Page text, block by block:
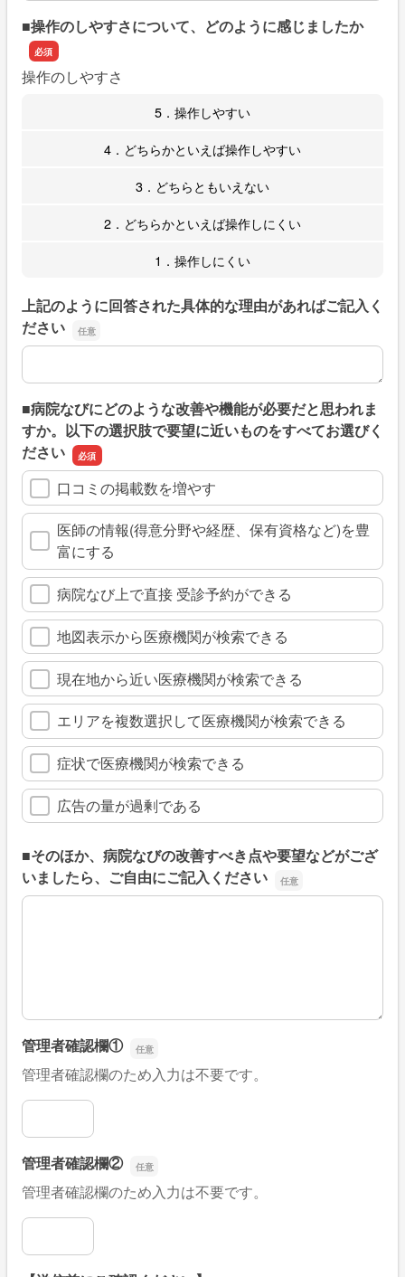
■操作のしやすさについて、どのように感じましたか
操作のしやすさ
5．操作しやすい
4．どちらかといえば操作しやすい
3．どちらともいえない
2．どちらかといえば操作しにくい
1．操作しにくい
上記のように回答された具体的な理由があればご記入く
ださい
上記のように回答された具体的な理由があればご記入くだ
■病院なびにどのような改善や機能が必要だと思われま
すか。以下の選択肢で要望に近いものをすべてお選びく
ださい
口コミの掲載数を増やす
医師の情報(得意分野や経歴、保有資格など)を豊
富にする
病院なび上で直接 受診予約ができる
地図表示から医療機関が検索できる
現在地から近い医療機関が検索できる
エリアを複数選択して医療機関が検索できる
症状で医療機関が検索できる
広告の量が過剰である
■そのほか、病院なびの改善すべき点や要望などがござ
いましたら、ご自由にご記入ください
■そのほか、病院なびの改善すべき点や要望などがござい
管理者確認欄①
管理者確認欄のため入力は不要です。
管理者確認欄①
管理者確認欄②
管理者確認欄のため入力は不要です。
管理者確認欄②